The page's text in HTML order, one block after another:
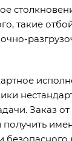
такие
Заказ